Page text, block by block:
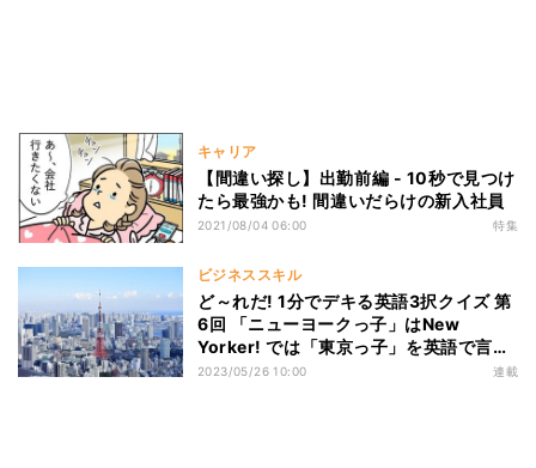
キャリア
【間違い探し】出勤前編 - 10秒で見つけ
たら最強かも! 間違いだらけの新入社員
2021/08/04 06:00 特集
ビジネススキル
ど～れだ! 1分でデキる英語3択クイズ 第
6回 「ニューヨークっ子」はNew
Yorker! では「東京っ子」を英語で言う
と…?
2023/05/26 10:00 連載